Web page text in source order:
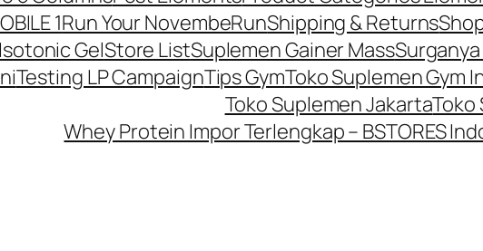
1Run Your NovembeRunShipping & Returns
GelStore ListSuplemen Gainer Mass
Testing LP CampaignTips GymToko Suplemen Gym
Toko Suplemen JakartaToko
Whey Protein Impor Terlengkap – BSTORES